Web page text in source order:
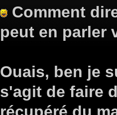
Comment
peut en parler
Ouais, ben je
s'agit de faire